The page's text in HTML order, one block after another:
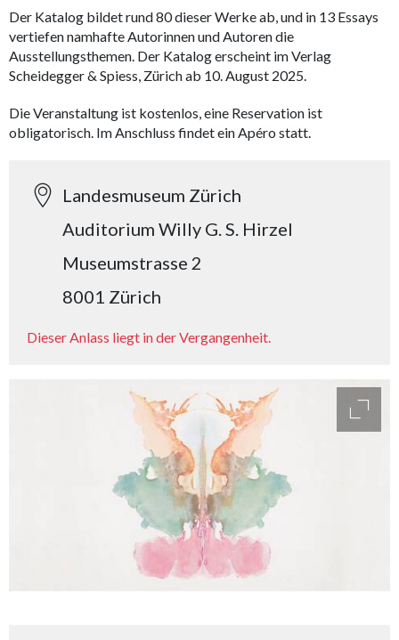
Der Katalog bildet rund 80 dieser Werke ab, und in 13 Essays
vertiefen namhafte Autorinnen und Autoren die
Ausstellungsthemen. Der Katalog erscheint im Verlag
Scheidegger & Spiess, Zürich ab 10. August 2025.
Die Veranstaltung ist kostenlos, eine Reservation ist
obligatorisch. Im Anschluss findet ein Apéro statt.
Landesmuseum Zürich
Auditorium Willy G. S. Hirzel
Museumstrasse 2
8001 Zürich
Dieser Anlass liegt in der Vergangenheit.